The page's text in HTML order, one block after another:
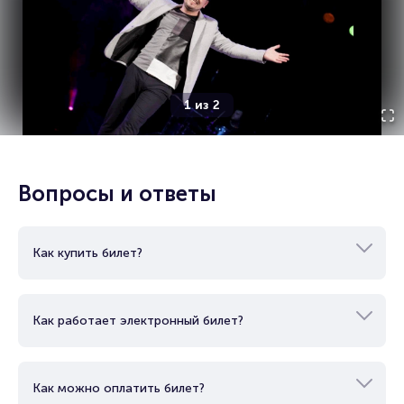
1 из 2
Вопросы и ответы
Как купить билет?
Как работает электронный билет?
Как можно оплатить билет?